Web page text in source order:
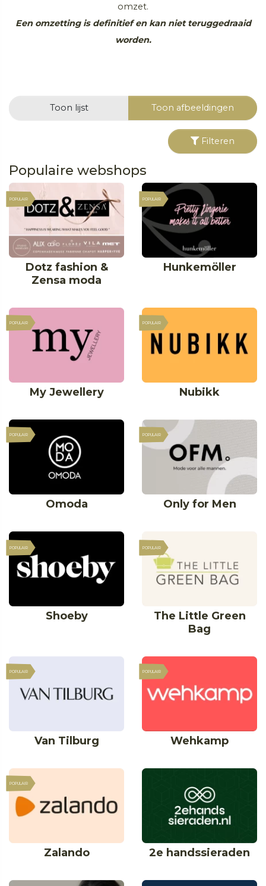
omzet.
Een omzetting is definitief en kan niet teruggedraaid
worden.
Toon lijst Toon afbeeldingen
Filteren
Populaire webshops
POPULAIR
Dotz fashion &
Zensa moda
POPULAIR
Hunkemöller
POPULAIR
My Jewellery
POPULAIR
Nubikk
POPULAIR
Omoda
POPULAIR
Only for Men
POPULAIR
Shoeby
POPULAIR
The Little Green
Bag
POPULAIR
Van Tilburg
POPULAIR
Wehkamp
POPULAIR
Zalando 2e handssieraden